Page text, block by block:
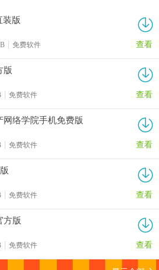
装版
免费软件 查看
版
免费软件 查看
络学院手机免费版
免费软件 查看
免费软件 查看
方版
免费软件 查看